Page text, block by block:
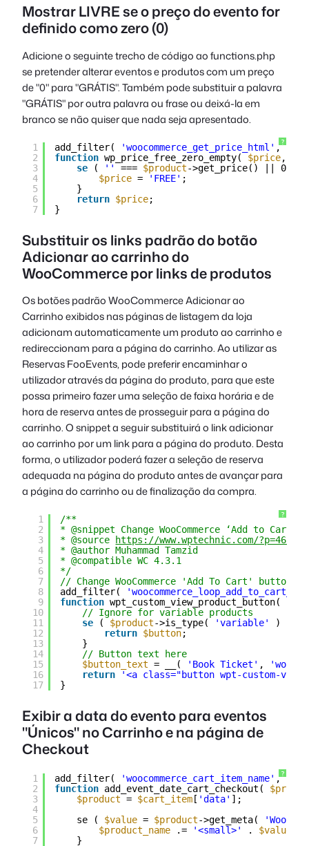
Mostrar LIVRE se o preço do evento for
definido como zero (0)
Adicione o seguinte trecho de código aofunctions.php
se pretender alterar eventos e produtos com um preço
de "0" para "GRÁTIS". Também pode substituir a palavra
"GRÁTIS" por outra palavra ou frase ou deixá-la em
branco se não quiser que nada seja apresentado.
?
1
2
3
4
5
6
7
add_filter( 'woocommerce_get_price_html' ,
function wp_price_free_zero_empty( $price,
se
( '' === $product->get_price() || 0 ==
$price = 'FREE' ;
}
return $price;
}
Substituir os links padrão do botão
Adicionar ao carrinho do
WooCommerce por links de produtos
Os botões padrão WooCommerce Adicionar ao
Carrinho exibidos nas páginas de listagem da loja
adicionam automaticamente um produto ao carrinho e
redireccionam para a página do carrinho. Ao utilizar as
Reservas FooEvents, pode preferir encaminhar o
utilizador através da página do produto, para que este
possa primeiro fazer uma seleção de faixa horária e de
hora de reserva antes de prosseguir para a página do
carrinho. O snippet a seguir substituirá o link adicionar
ao carrinho por um link para a página do produto. Desta
forma, o utilizador poderá fazer a seleção de reserva
adequada na página do produto antes de avançar para
a página do carrinho ou de finalização da compra.
?
1
2
3
4
5
6
7
8
9
10
11
12
13
14
15
16
17
/**
* @snippet Change WooCommerce ‘Add to
* @source https://www.wptechnic.com/?p=4615
* @author Muhammad Tamzid
* @compatible WC 4.3.1
*/
// Change WooCommerce 'Add To Cart' button
add_filter(
function wpt_custom_view_product_button(
// Ignore for variable products
se
( $product->is_type( 'variable'
) ) {
return $button;
}
// Button text here
$button_text = __( 'Book Ticket' ,
return
'<a class="button wpt-custom-
}
Exibir a data do evento para eventos
"Únicos" no Carrinho e na página de
Checkout
?
1
2
3
4
5
6
7
add_filter( 'woocommerce_cart_item_name' ,
function add_event_date_cart_checkout(
$product = $cart_item [ 'data' ];
se ( $value = $product->get_meta(
$product_name
.= '<small>' . $value
}